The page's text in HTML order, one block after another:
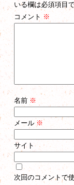
いる欄は必須項目
コメント ※
名前 ※
メール ※
サイト
次回のコメントで